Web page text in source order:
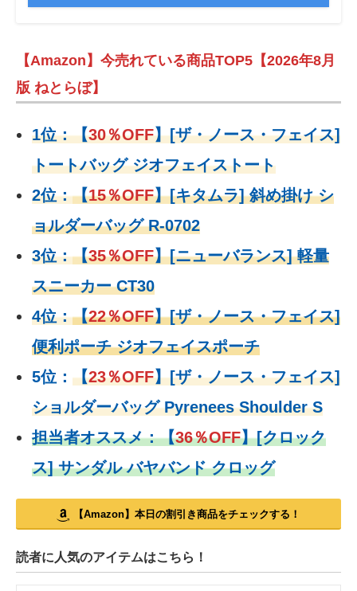
【Amazon】今売れている商品TOP5【2026年8月
版 ねとらぼ】
1位：【30％OFF】[ザ・ノース・フェイス]
トートバッグ ジオフェイストート
2位：【15％OFF】[キタムラ] 斜め掛け シ
ョルダーバッグ R-0702
3位：【35％OFF】[ニューバランス] 軽量
スニーカー CT30
4位：【22％OFF】[ザ・ノース・フェイス]
便利ポーチ ジオフェイスポーチ
5位： 【23％OFF】[ザ・ノース・フェイス]
ショルダーバッグ Pyrenees Shoulder S
担当者オススメ：【36％OFF】[クロック
ス] サンダル バヤバンド クロッグ
【Amazon】本日の割引き商品をチェックする！
読者に人気のアイテムはこちら！